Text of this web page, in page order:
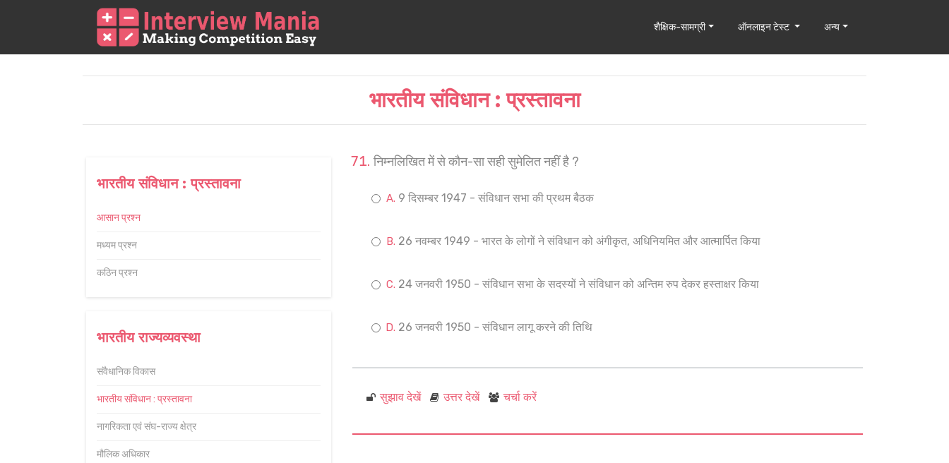
शैक्षिक-सामग्री ऑनलाइन टेस्ट अन्य
भारतीय संविधान : प्रस्तावना
भारतीय संविधान : प्रस्तावना
आसान प्रश्न
मध्यम प्रश्न
कठिन प्रश्न
भारतीय राज्यव्यवस्था
संवैधानिक विकास
भारतीय संविधान : प्रस्तावना
नागरिकता एवं संघ-राज्य क्षेत्र
मौलिक अधिकार
निम्नलिखित में से कौन-सा सही सुमेलित नहीं है ?
9 दिसम्बर 1947 - संविधान सभा की प्रथम बैठक
26 नवम्बर 1949 - भारत के लोगों ने संविधान को अंगीकृत, अधिनियमित और आत्मार्पित किया
24 जनवरी 1950 - संविधान सभा के सदस्यों ने संविधान को अन्तिम रुप देकर हस्ताक्षर किया
26 जनवरी 1950 - संविधान लागू करने की तिथि
सुझाव देखें उत्तर देखें चर्चा करें